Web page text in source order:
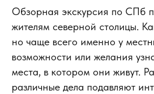
Обзорная экскурсия по СПб
жителям северной столицы.
но чаще всего именно у
возможности или желания
места, в котором они живут.
различные дела подавляют